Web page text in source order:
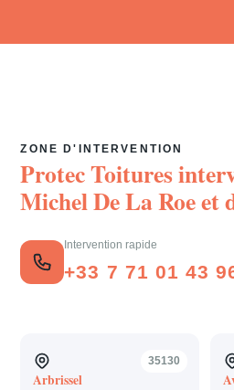
ZONE D'INTERVENTION
Protec Toitures
Michel De La Roeet
Intervention rapide
+33 7 71 01 43
35130
Arbrissel